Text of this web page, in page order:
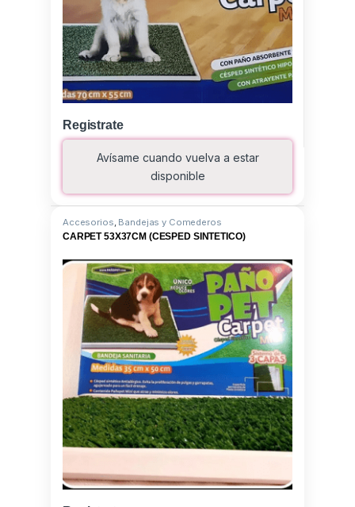
Registrate
Avísame cuando vuelva a estar
disponible
Accesorios Bandejas y Comederos
CARPET 53X37CM (CESPED SINTETICO)